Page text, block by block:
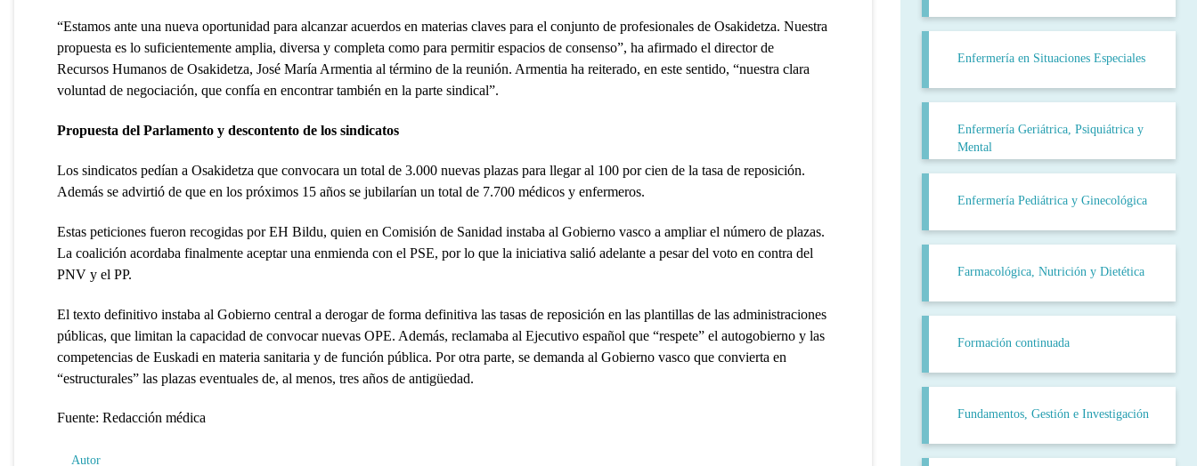
“Estamos ante una nueva oportunidad para alcanzar acuerdos en materias claves para el conjunto de profesionales de Osakidetza. Nuestra
propuesta es lo suficientemente amplia, diversa y completa como para permitir espacios de consenso”, ha afirmado el director de
Recursos Humanos de Osakidetza, José María Armentia al término de la reunión. Armentia ha reiterado, en este sentido, “nuestra clara
voluntad de negociación, que confía en encontrar también en la parte sindical”.
Propuesta del Parlamento y descontento de los sindicatos
Los sindicatos pedían a Osakidetza que convocara un total de 3.000 nuevas plazas para llegar al 100 por cien de la tasa de reposición.
Además se advirtió de que en los próximos 15 años se jubilarían un total de 7.700 médicos y enfermeros.
Estas peticiones fueron recogidas por EH Bildu, quien en Comisión de Sanidad instaba al Gobierno vasco a ampliar el número de plazas.
La coalición acordaba finalmente aceptar una enmienda con el PSE, por lo que la iniciativa salió adelante a pesar del voto en contra del
PNV y el PP.
El texto definitivo instaba al Gobierno central a derogar de forma definitiva las tasas de reposición en las plantillas de las administraciones
públicas, que limitan la capacidad de convocar nuevas OPE. Además, reclamaba al Ejecutivo español que “respete” el autogobierno y las
competencias de Euskadi en materia sanitaria y de función pública. Por otra parte, se demanda al Gobierno vasco que convierta en
“estructurales” las plazas eventuales de, al menos, tres años de antigüedad.
Fuente: Redacción médica
Autor
Enfermería en Situaciones Especiales
Enfermería Geriátrica, Psiquiátrica y
Mental
Enfermería Pediátrica y Ginecológica
Farmacológica, Nutrición y Dietética
Formación continuada
Fundamentos, Gestión e Investigación